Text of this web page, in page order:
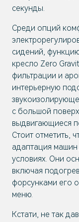
секунды.
Среди опций
сидений,
кресло Zero
фильтрации и
интерьерную
с большой
выдвигающиеся
Стоит отметить,
адаптация машин
условиях. Они
включая
форсунками его
меню.
Кстати, не так